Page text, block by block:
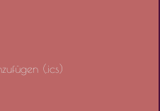
(.ics)